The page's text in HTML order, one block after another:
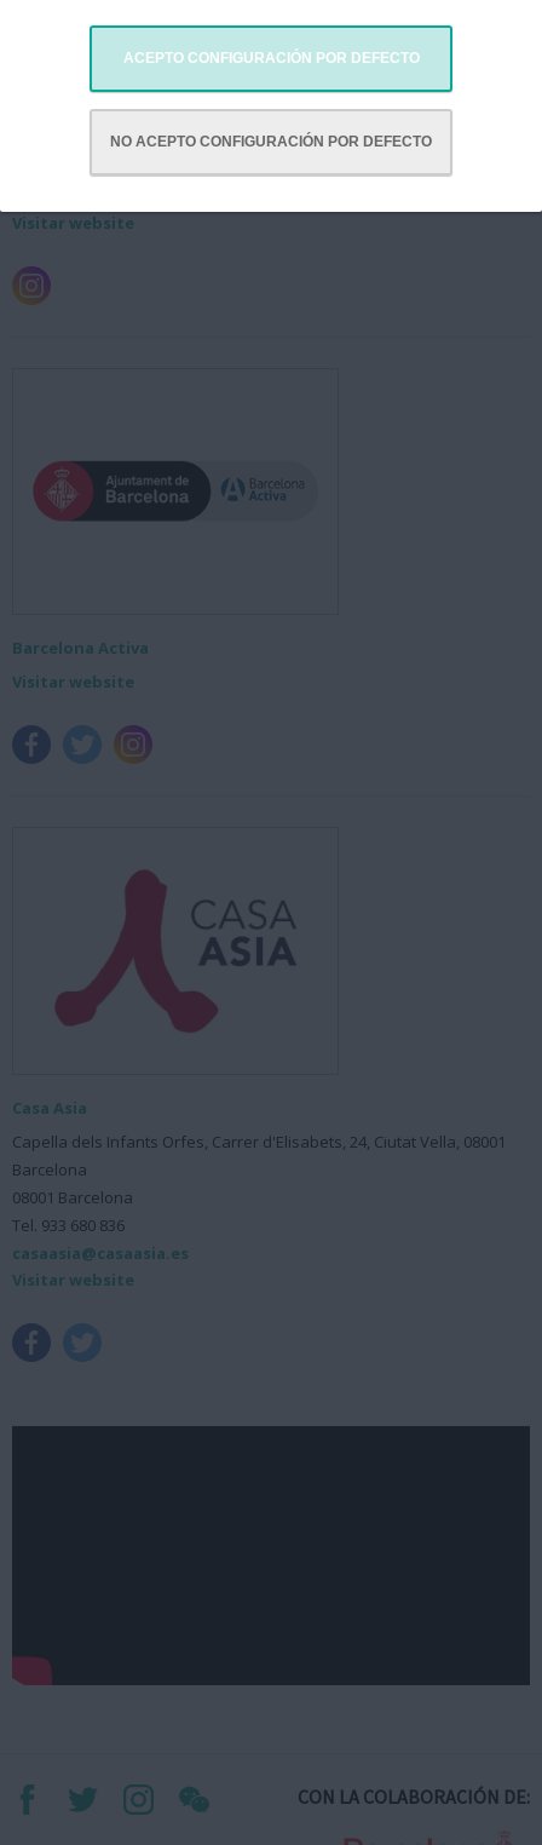
ACEPTO CONFIGURACIÓN POR DEFECTO
NO ACEPTO CONFIGURACIÓN POR DEFECTO
Visitar website
Barcelona Activa
Visitar website
Casa Asia
Capella dels Infants Orfes, Carrer d'Elisabets, 24, Ciutat Vella, 08001
Barcelona
08001 Barcelona
Tel. 933 680 836
casaasia@casaasia.es
Visitar website
CON LA COLABORACIÓN DE: